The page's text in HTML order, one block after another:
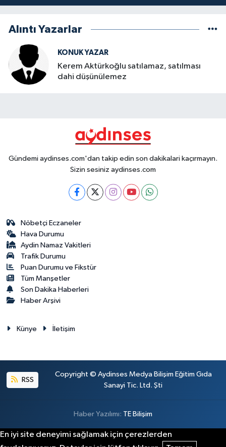
Alıntı Yazarlar
KONUK YAZAR
Kerem Aktürkoğlu satılamaz, satılması
dahi düşünülemez
Gündemi aydinses.com'dan takip edin son dakikalari kaçırmayın.
Sizin sesiniz aydinses.com
Nöbetçi Eczaneler
Hava Durumu
Aydin Namaz Vakitleri
Trafik Durumu
Puan Durumu ve Fikstür
Tüm Manşetler
Son Dakika Haberleri
Haber Arşivi
Künye İletişim
RSS
Copyright © Aydinses Medya Bilişim Eğitim Gıda
Sanayi Tic. Ltd. Şti
Haber Yazılımı: TE Bilişim
En iyi site deneyimi sağlamak için çerezlerden